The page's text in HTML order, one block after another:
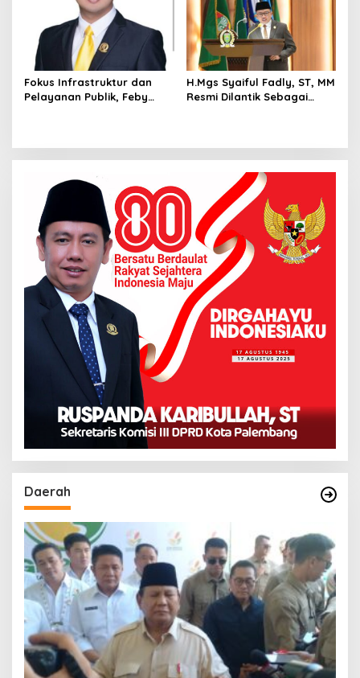
Fokus Infrastruktur dan
Pelayanan Publik, Feby
H.Mgs Syaiful Fadly, ST, MM
Resmi Dilantik Sebagai
Daerah